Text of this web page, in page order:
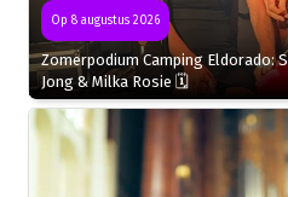
Op 8 augustus 2026
Zomerpodium Camping Eldorado:
Jong & Milka Rosie 🗓